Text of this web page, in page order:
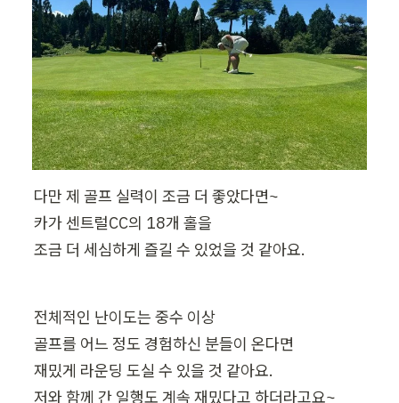
다만 제 골프 실력이 조금 더 좋았다면~
카가 센트럴CC의 18개 홀을
조금 더 세심하게 즐길 수 있었을 것 같아요.
전체적인 난이도는 중수 이상
골프를 어느 정도 경험하신 분들이 온다면
재밌게 라운딩 도실 수 있을 것 같아요.
저와 함께 간 일행도 계속 재밌다고 하더라고요~